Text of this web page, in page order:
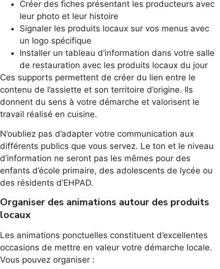
Créer des fiches présentant les producteurs avec
leur photo et leur histoire
Signaler les produits locaux sur vos menus avec
un logo spécifique
Installer un tableau d’information dans votre salle
de restauration avec les produits locaux du jour
Ces supports permettent de créer du lien entre le
contenu de l’assiette et son territoire d’origine. Ils
donnent du sens à votre démarche et valorisent le
travail réalisé en cuisine.
N’oubliez pas d’adapter votre communication aux
différents publics que vous servez. Le ton et le niveau
d’information ne seront pas les mêmes pour des
enfants d’école primaire, des adolescents de lycée ou
des résidents d’EHPAD.
Organiser des animations autour des produits
locaux
Les animations ponctuelles constituent d’excellentes
occasions de mettre en valeur votre démarche locale.
Vous pouvez organiser :